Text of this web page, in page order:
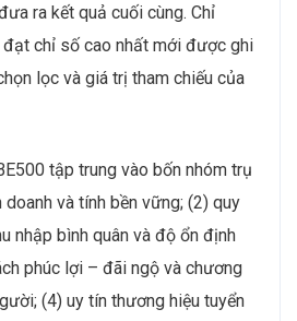
ra kết quả cuối cùng. Chỉ
đạt chỉ số cao nhất mới được ghi
lọc và giá trị tham chiếu của
tập trung vào bốn nhóm trụ
và tính bền vững; (2) quy
nhập bình quân và độ ổn định
phúc lợi – đãi ngộ và chương
(4) uy tín thương hiệu tuyển